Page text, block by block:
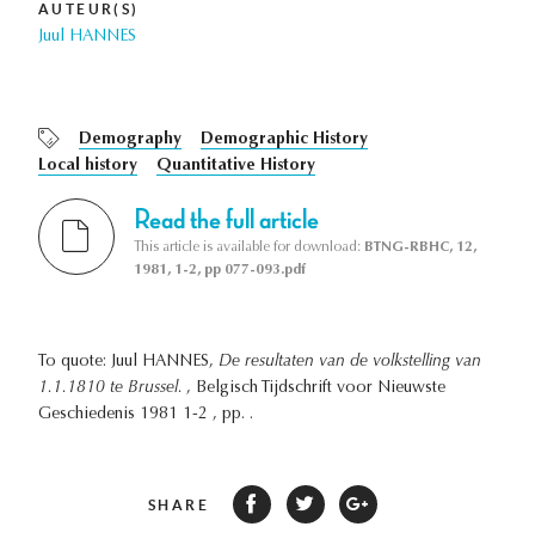
AUTEUR(S)
Juul HANNES
Demography
Demographic History
Local history
Quantitative History
Read the full article
This article is available for download: BTNG-RBHC, 12,
1981, 1-2, pp 077-093.pdf
To quote: Juul HANNES, De resultaten van de volkstelling van
1.1.1810 te Brussel. , Belgisch Tijdschrift voor Nieuwste
Geschiedenis 1981 1-2 , pp. .
SHARE